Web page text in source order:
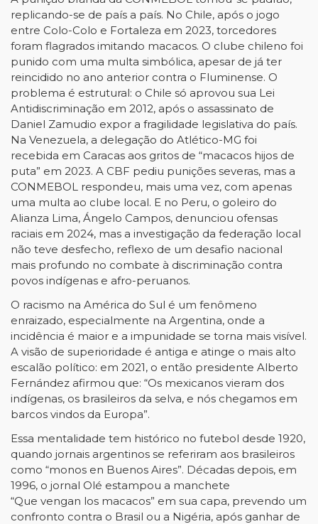
replicando-se de país a país. No Chile, após o jogo
entre Colo-Colo e Fortaleza em 2023, torcedores
foram flagrados imitando macacos. O clube chileno foi
punido com uma multa simbólica, apesar de já ter
reincidido no ano anterior contra o Fluminense. O
problema é estrutural: o Chile só aprovou sua Lei
Antidiscriminação em 2012, após o assassinato de
Daniel Zamudio expor a fragilidade legislativa do país.
Na Venezuela, a delegação do Atlético-MG foi
recebida em Caracas aos gritos de “macacos hijos de
puta” em 2023. A CBF pediu punições severas, mas a
CONMEBOL respondeu, mais uma vez, com apenas
uma multa ao clube local. E no Peru, o goleiro do
Alianza Lima, Ángelo Campos, denunciou ofensas
raciais em 2024, mas a investigação da federação local
não teve desfecho, reflexo de um desafio nacional
mais profundo no combate à discriminação contra
povos indígenas e afro-peruanos.
O racismo na América do Sul é um fenômeno
enraizado, especialmente na Argentina, onde a
incidência é maior e a impunidade se torna mais visível.
A visão de superioridade é antiga e atinge o mais alto
escalão político: em 2021, o então presidente Alberto
Fernández afirmou que: “Os mexicanos vieram dos
indígenas, os brasileiros da selva, e nós chegamos em
barcos vindos da Europa”.
Essa mentalidade tem histórico no futebol desde 1920,
quando jornais argentinos se referiram aos brasileiros
como “monos en Buenos Aires”. Décadas depois, em
1996, o jornal Olé estampou a manchete
“Que vengan los macacos” em sua capa, prevendo um
confronto contra o Brasil ou a Nigéria, após ganhar de